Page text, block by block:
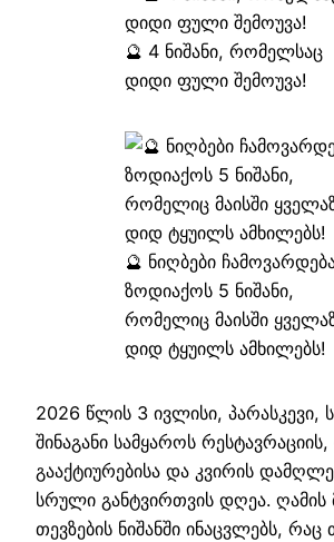
🔮 4 ნიშანი, რომელსაც
დიდი ფული შემოუვა!
🔮 ნიღბები
ზოდიაქოს 5 ნიშანი,
რომელიც მაისში
დიდ ტყუილს ამხილებს!
2026 წლის 3 ივლისი, პარასკევი,
შინაგანი სამყაროს რესტავრაციის,
გააქტიურებისა და კვირის
სრული განტვირთვის დღეა.
თევზების ნიშანში ინაცვლებს,